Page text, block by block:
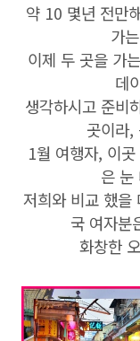
약 10 몇년 전만
가
이제 두 곳을 가
데
생각하시고 준비
곳이라,
1월 여행자, 이
은 눈
저희와 비교 했
국 여자분
화창한